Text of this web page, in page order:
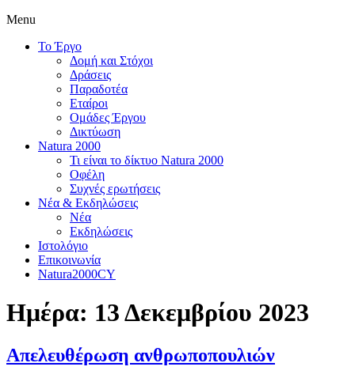
Menu
Το Έργο
Δομή και Στόχοι
Δράσεις
Παραδοτέα
Εταίροι
Ομάδες Έργου
Δικτύωση
Natura 2000
Τι είναι το δίκτυο Natura 2000
Οφέλη
Συχνές ερωτήσεις
Νέα & Εκδηλώσεις
Νέα
Εκδηλώσεις
Ιστολόγιο
Επικοινωνία
Natura2000CY
Ημέρα: 13 Δεκεμβρίου 2023
Απελευθέρωση ανθρωποπουλιών